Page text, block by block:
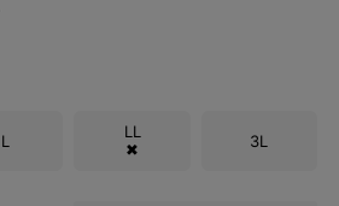
L
LL
✖
3L